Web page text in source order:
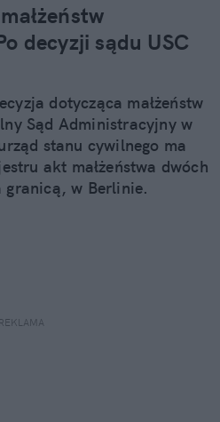
decyzji sądu USC
dotycząca małżeństw
Sąd Administracyjny w
stanu cywilnego ma
akt małżeństwa dwóch
granicą, w Berlinie.
REKLAMA